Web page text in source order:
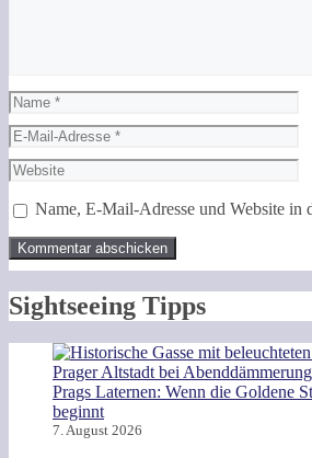
Name
E-
Mail-
Adresse
Website
Name, E-Mail-Adresse und Website in
Sightseeing Tipps
Prags Laternen: Wenn die Goldene
beginnt
7. August 2026